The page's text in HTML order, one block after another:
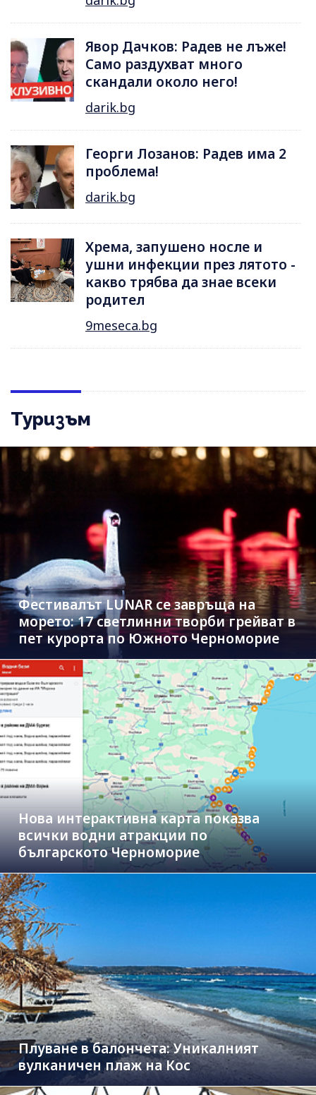
Явор Дачков: Радев не лъже!
Само раздухват много
скандали около него!
darik.bg
Георги Лозанов: Радев има 2
проблема!
darik.bg
Хрема, запушено носле и
ушни инфекции през лятотo -
какво трябва да знае всеки
родител
9meseca.bg
Туризъм
Фестивалът LUNAR се завръща на
морето: 17 светлинни творби грейват в
пет курорта по Южното Черноморие
Нова интерактивна карта показва
всички водни атракции по
българското Черноморие
Плуване в балончета: Уникалният
вулканичен плаж на Кос